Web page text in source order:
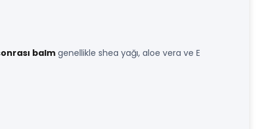
balm genellikle shea yağı, aloe vera ve E